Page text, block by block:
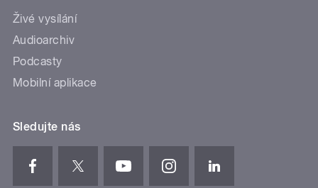
Živé vysílání
Audioarchiv
Podcasty
Mobilní aplikace
Sledujte nás